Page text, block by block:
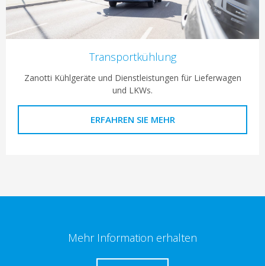
Transportkühlung
Zanotti Kühlgeräte und Dienstleistungen für Lieferwagen
und LKWs.
ERFAHREN SIE MEHR
Mehr Information erhalten